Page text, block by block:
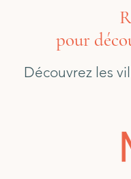
pour
Découvrez les